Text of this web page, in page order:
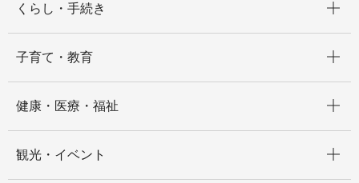
くらし・手続き
子育て・教育
健康・医療・福祉
観光・イベント